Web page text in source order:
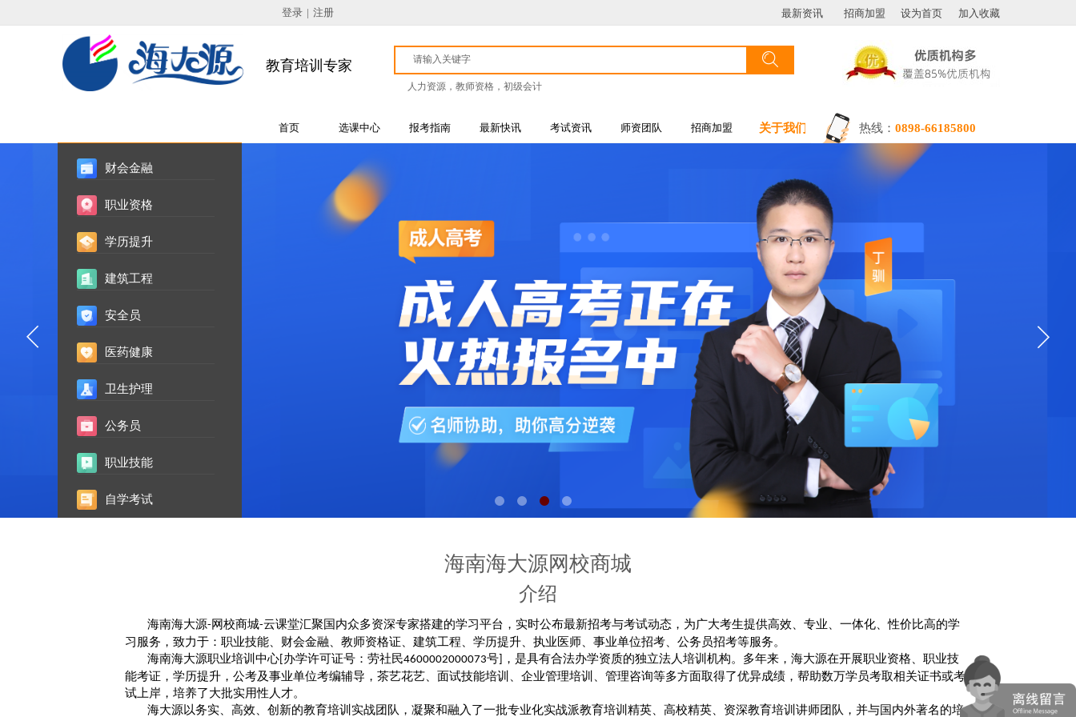
登录 | 注册 设为首页 加入收藏
最新资讯 招商加盟
教育培训专家 搜索
人力资源，教师资格，初级会计
按钮文本
首页 选课中心 报考指南 最新快讯 考试资讯 师资团队 招商加盟 关于我们 热线： 0898-66185800
财会金融
职业资格
学历提升
建筑工程
安全员
医药健康
卫生护理
公务员
职业技能
自学考试
介绍
海南海大源网校商城
海南海大源- 网校商城-云课堂汇聚国内众多资深专家搭建的学习平台，实时公布最新招考与考试动态，为广大考生提供高效、专业、一体化、性价比高的学
习服务，致力于：职业技能、财会金融、教师资格证、建筑工程、学历提升、执业医师、事业单位招考、公务员招考等服务。
海南海大源职业培训中心 办学许可证号：劳社民4600002000073号
，是具有合法办学资质的独立法人培训机构。多年来，海大源在开展职业资格、职业技
能考证，学历提升，公考及事业单位考编辅导，茶艺花艺、面试技能培训、企业管理培训、管理咨询等多方面取得了优异成绩，帮助数万学员考取相关证书或考
试上岸，培养了大批实用性人才。
海大源以务实、高效、创新的教育培训实战团队，凝聚和融入了一批专业化实战派教育培训精英、高校精英、资深教育培训讲师团队，并与国内外著名的培